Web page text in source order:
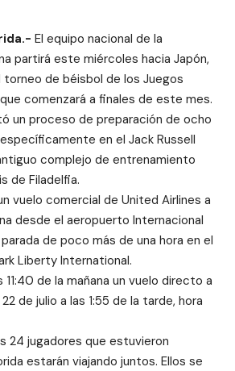
El equipo nacional de la
partirá este miércoles hacia Japón,
de béisbol de los Juegos
comenzará a finales de este mes.
un proceso de preparación de ocho
en el Jack Russell
complejo de entrenamiento
de Filadelfia.
vuelo comercial de United Airlines a
desde el aeropuerto Internacional
de poco más de una hora en el
Liberty International.
de la mañana un vuelo directo a
de julio a las 1:55 de la tarde, hora
24 jugadores que estuvieron
estarán viajando juntos. Ellos se